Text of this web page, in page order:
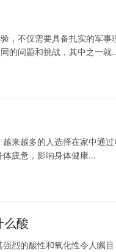
，不仅需要具备扎实的军
的问题和挑战，其中之一就
来越多的人选择在家中通
体疲惫，影响身体健康…
么酸
烈的酸性和氧化性令人瞩